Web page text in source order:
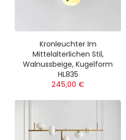
Kronleuchter Im
Mittelalterlichen Stil,
Walnussbeige, Kugelform
HL835
245,00 €